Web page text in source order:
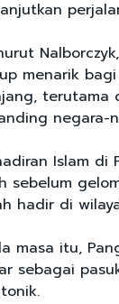
menarik
terutama
negara-
Islam di
sebelum
hadir di
masa itu,
sebagai